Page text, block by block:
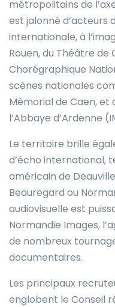
métropolitains de
est jalonné d’acteurs
internationale, à
Rouen, du Théâtre de
Chorégraphique
scènes nationales
Mémorial de Caen,
l’Abbaye d’Ardenne
Le territoire brille
d’écho international,
américain de
Beauregard ou
audiovisuelle est
Normandie Images,
de nombreux
documentaires.
Les principaux
englobent le Conseil